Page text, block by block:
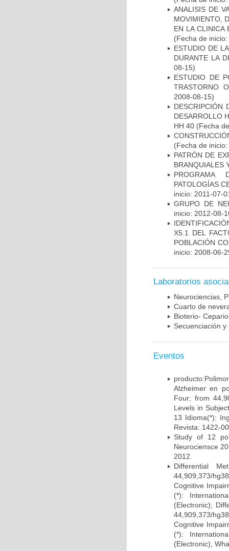
ANALISIS DE
MOVIMIENTO,
EN LA CLINICA
(Fecha de
ESTUDIO DE
DURANTE LA
08-15)
ESTUDIO DE
TRASTORNO
2008-08-15)
DESCRIPCIÓN
DESARROLLO
HH 40 (Fecha
(Fecha de
PATRÓN DE
BRANQUIALES
PROGRAMA
PATOLOGÍAS
inicio: 2011-07-
GRUPO DE
inicio: 2012-08-
X5.1 DEL
POBLACIÓN
inicio: 2008-06-
Laboratorios
Neurociencias,
Cuarto de
Bioterio-
Secuenciación
Eventos
Alzheimer en
Four; from
Levels in
13 Idioma(*):
Revista: 1422-
Study of 12
Neurociensce
2012.
Differential
44,909,373/
Cognitive
(*):
(Electronic);
44,909,373/
Cognitive
(*):
(Electronic),